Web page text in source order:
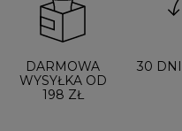
DARMOWA
WYSYŁKA OD
198 ZŁ
30